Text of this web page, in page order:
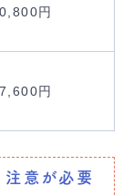
円
円
注意が必要